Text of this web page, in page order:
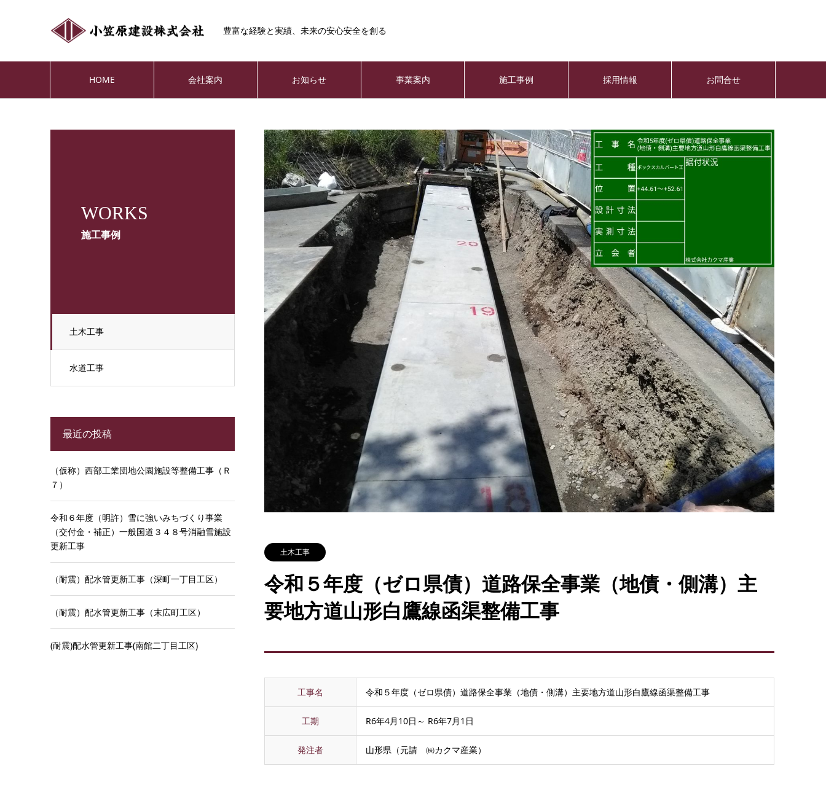
豊富な経験と実績、未来の安心安全を創る
HOME 会社案内 お知らせ 事業案内 施工事例 採用情報 お問合せ
WORKS
施工事例
土木工事
水道工事
土木工事
令和５年度（ゼロ県債）道路保全事業（地債・側溝）主
要地方道山形白鷹線函渠整備工事
工事名 令和５年度（ゼロ県債）道路保全事業（地債・側溝）主要地方道山形白鷹線函渠整備工事
工期 R6年4月10日～ R6年7月1日
発注者 山形県（元請 ㈱カクマ産業）
最近の投稿
（仮称）西部工業団地公園施設等整備工事（Ｒ
７）
令和６年度（明許）雪に強いみちづくり事業
（交付金・補正）一般国道３４８号消融雪施設
更新工事
（耐震）配水管更新工事（深町一丁目工区）
（耐震）配水管更新工事（末広町工区）
(耐震)配水管更新工事(南館二丁目工区)